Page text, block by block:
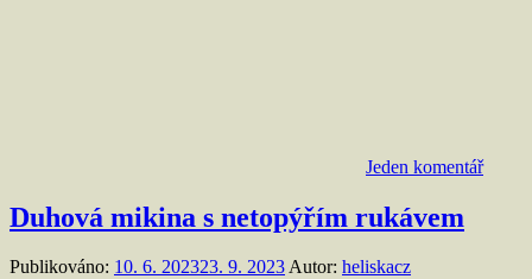
Jeden komentář
Duhová mikina s netopýřím rukávem
Publikováno: 10. 6. 202323. 9. 2023Autor: heliskacz